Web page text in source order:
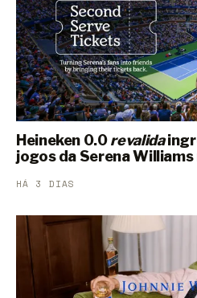
Heineken 0.0revalida
jogos da Serena Williams
HÁ 3 DIAS